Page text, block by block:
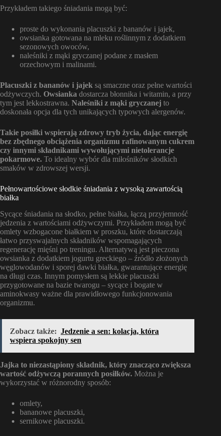
Przykładem takiego śniadania mogą być:
proste do wykonania placuszki z bananów i jajek,
owsianka gotowana na mleku roślinnym z dodatkiem
sezonowych owoców,
naleśniki z mąki gryczanej podane z masłem
orzechowym i malinami.
Placuszki z bananów i jajek są smaczne oraz pełne wartości
odżywczych. Owsianka dostarcza błonnika i witamin, a przy
tym jest lekkostrawna. Naleśniki z mąki gryczanej to
doskonała opcja dla tych unikających typowych alergenów.
Takie posiłki wspierają zdrowy tryb życia, dając energię
bez zbędnego obciążenia organizmu rafinowanym cukrem
czy innymi składnikami wywołującymi nietolerancje
pokarmowe. To idealny wybór dla miłośników słodkich
smaków w zdrowszej wersji.
Pełnowartościowe słodkie śniadania z wysoką zawartością
białka
Sycące śniadania na słodko, pełne białka, łączą przyjemność
jedzenia z wartościami odżywczymi. Przykładem mogą być
omlety wzbogacone białkiem w proszku, które dostarczają
łatwo przyswajalnych składników wspomagających
regenerację mięśni po treningu. Alternatywą jest pieczona
owsianka z dodatkiem jogurtu greckiego – źródło złożonych
węglowodanów i sporej dawki białka, gwarantujące energię
na długi czas. Innym pomysłem są lekkie placuszki
przygotowane na bazie twarogu – sycące i bogate w
aminokwasy ważne dla prawidłowego funkcjonowania
organizmu.
Zobacz także: Jedzenie a sen: kolacja, która
wspiera spokojny sen
Jajka to niezastąpiony składnik, który znacząco zwiększa
wartość odżywczą porannych posiłków. Można je
wykorzystać w różnorodny sposób:
omlety,
bananowe placuszki,
sernikowe placuszki.